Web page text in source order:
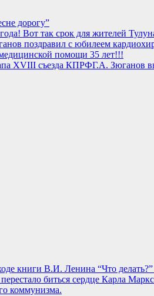
дорогу”
Вот так срок для жителей
поздравил с юбилеем
помощи 35 лет!!!
Г.А. Зюганов
книги В.И. Ленина “Что делать?”
биться сердце Карла
коммунизма.